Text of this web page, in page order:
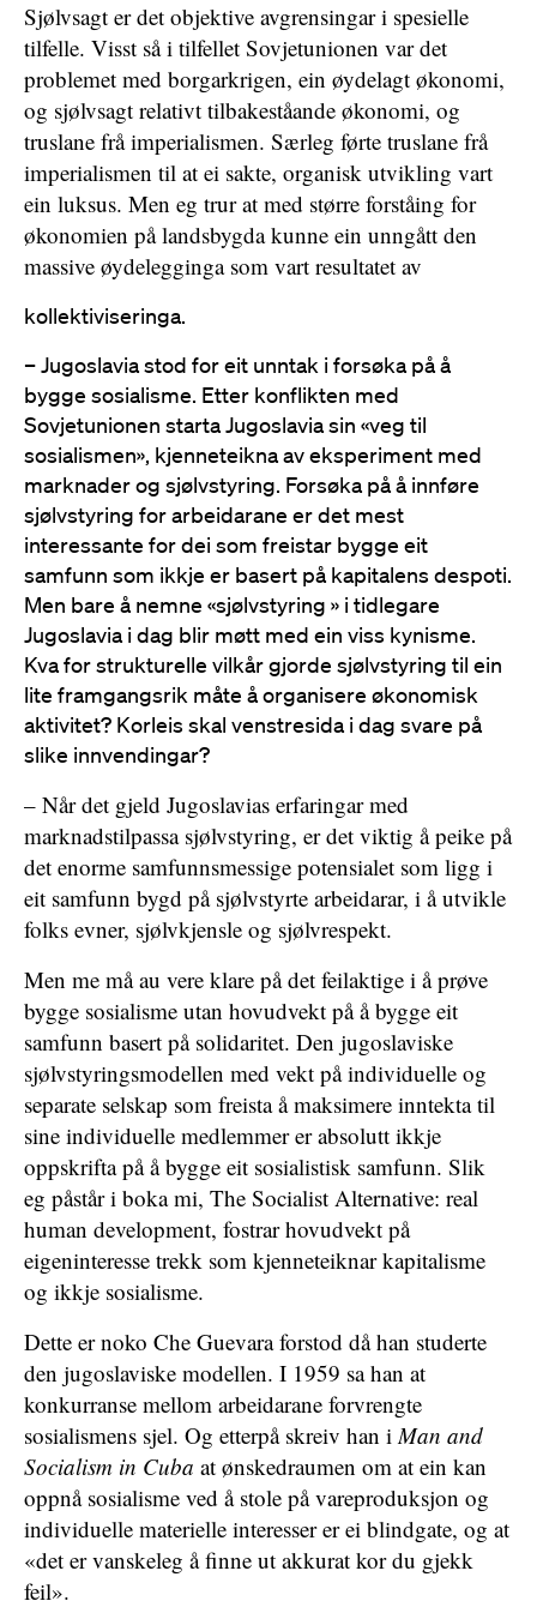
Sjølvsagt er det objektive avgrensingar i spesielle
tilfelle. Visst så i tilfellet Sovjetunionen var det
problemet med borgarkrigen, ein øydelagt økonomi,
og sjølvsagt relativt tilbakeståande økonomi, og
truslane frå imperialismen. Særleg førte truslane frå
imperialismen til at ei sakte, organisk utvikling vart
ein luksus. Men eg trur at med større forståing for
økonomien på landsbygda kunne ein unngått den
massive øydelegginga som vart resultatet av
kollektiviseringa.
– Jugoslavia stod for eit unntak i forsøka på å
bygge sosialisme. Etter konflikten med
Sovjetunionen starta Jugoslavia sin «veg til
sosialismen», kjenneteikna av eksperiment med
marknader og sjølvstyring. Forsøka på å innføre
sjølvstyring for arbeidarane er det mest
interessante for dei som freistar bygge eit
samfunn som ikkje er basert på kapitalens despoti.
Men bare å nemne «sjølvstyring » i tidlegare
Jugoslavia i dag blir møtt med ein viss kynisme.
Kva for strukturelle vilkår gjorde sjølvstyring til ein
lite framgangsrik måte å organisere økonomisk
aktivitet? Korleis skal venstresida i dag svare på
slike innvendingar?
– Når det gjeld Jugoslavias erfaringar med
marknadstilpassa sjølvstyring, er det viktig å peike på
det enorme samfunnsmessige potensialet som ligg i
eit samfunn bygd på sjølvstyrte arbeidarar, i å utvikle
folks evner, sjølvkjensle og sjølvrespekt.
Men me må au vere klare på det feilaktige i å prøve
bygge sosialisme utan hovudvekt på å bygge eit
samfunn basert på solidaritet. Den jugoslaviske
sjølvstyringsmodellen med vekt på individuelle og
separate selskap som freista å maksimere inntekta til
sine individuelle medlemmer er absolutt ikkje
oppskrifta på å bygge eit sosialistisk samfunn. Slik
eg påstår i boka mi, The Socialist Alternative: real
human development, fostrar hovudvekt på
eigeninteresse trekk som kjenneteiknar kapitalisme
og ikkje sosialisme.
Dette er noko Che Guevara forstod då han studerte
den jugoslaviske modellen. I 1959 sa han at
konkurranse mellom arbeidarane forvrengte
sosialismens sjel. Og etterpå skreiv han iMan and
Socialism in Cuba at ønskedraumen om at ein kan
oppnå sosialisme ved å stole på vareproduksjon og
individuelle materielle interesser er ei blindgate, og at
«det er vanskeleg å finne ut akkurat kor du gjekk
feil».